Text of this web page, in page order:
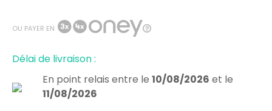
OU PAYER EN
Délai de livraison :
En point relais entre le 10/08/2026 et le
11/08/2026